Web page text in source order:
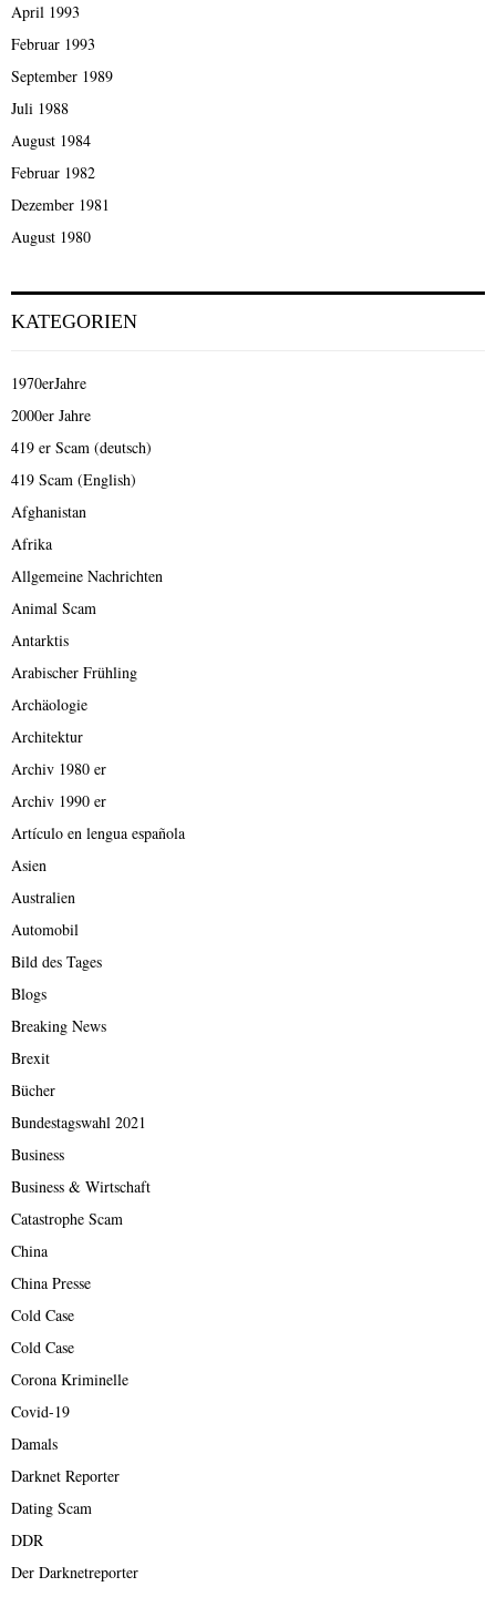
April 1993
Februar 1993
September 1989
Juli 1988
August 1984
Februar 1982
Dezember 1981
August 1980
KATEGORIEN
1970erJahre
2000er Jahre
419 er Scam (deutsch)
419 Scam (English)
Afghanistan
Afrika
Allgemeine Nachrichten
Animal Scam
Antarktis
Arabischer Frühling
Archäologie
Architektur
Archiv 1980 er
Archiv 1990 er
Artículo en lengua española
Asien
Australien
Automobil
Bild des Tages
Blogs
Breaking News
Brexit
Bücher
Bundestagswahl 2021
Business
Business & Wirtschaft
Catastrophe Scam
China
China Presse
Cold Case
Cold Case
Corona Kriminelle
Covid-19
Damals
Darknet Reporter
Dating Scam
DDR
Der Darknetreporter